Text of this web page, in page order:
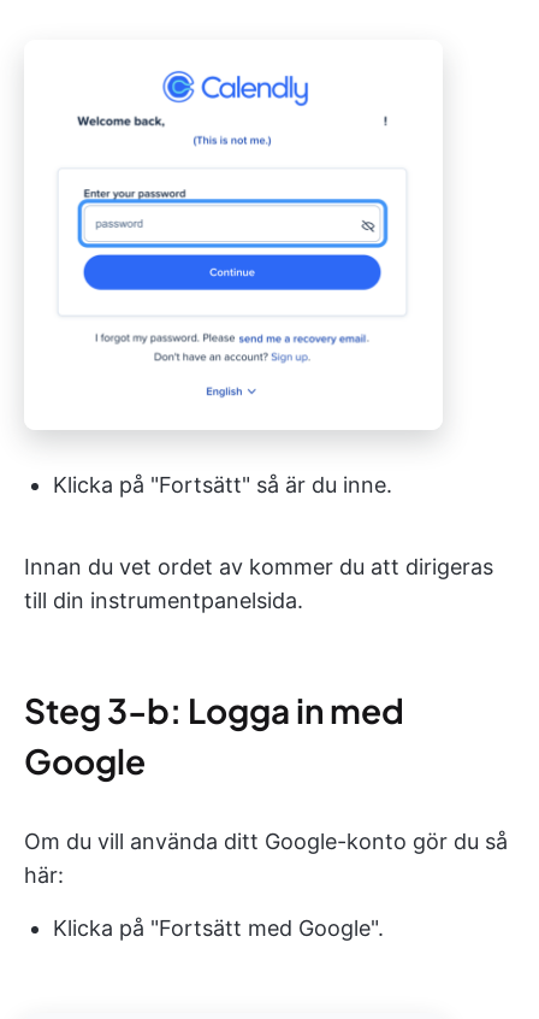
Klicka på "Fortsätt" så är du inne.
Innan du vet ordet av kommer du att dirigeras
till din instrumentpanelsida.
Steg 3-b: Logga in med
Google
Om du vill använda ditt Google-konto gör du så
här:
Klicka på "Fortsätt med Google".